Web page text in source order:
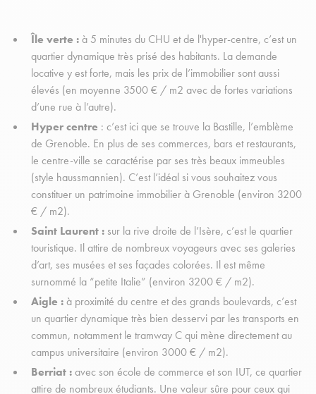
Île verte :à 5 minutes du CHU et de l'hyper-centre, c’est un
quartier dynamique très prisé des habitants. La demande
locative y est forte, mais les prix de l’immobilier sont aussi
élevés (en moyenne 3500 € / m2 avec de fortes variations
d’une rue à l’autre).
Hyper centre : c’est ici que se trouve la Bastille, l’emblème
de Grenoble. En plus de ses commerces, bars et restaurants,
le centre-ville se caractérise par ses très beaux immeubles
(style haussmannien). C’est l’idéal si vous souhaitez vous
constituer un patrimoine immobilier à Grenoble (environ 3200
€ / m2).
Saint Laurent : sur la rive droite de l’Isère, c’est le quartier
touristique. Il attire de nombreux voyageurs avec ses galeries
d’art, ses musées et ses façades colorées. Il est même
surnommé la “petite Italie” (environ 3200 € / m2).
Aigle :à proximité du centre et des grands boulevards, c’est
un quartier dynamique très bien desservi par les transports en
commun, notamment le tramway C qui mène directement au
campus universitaire (environ 3000 € / m2).
Berriat :avec son école de commerce et son IUT, ce quartier
attire de nombreux étudiants. Une valeur sûre pour ceux qui